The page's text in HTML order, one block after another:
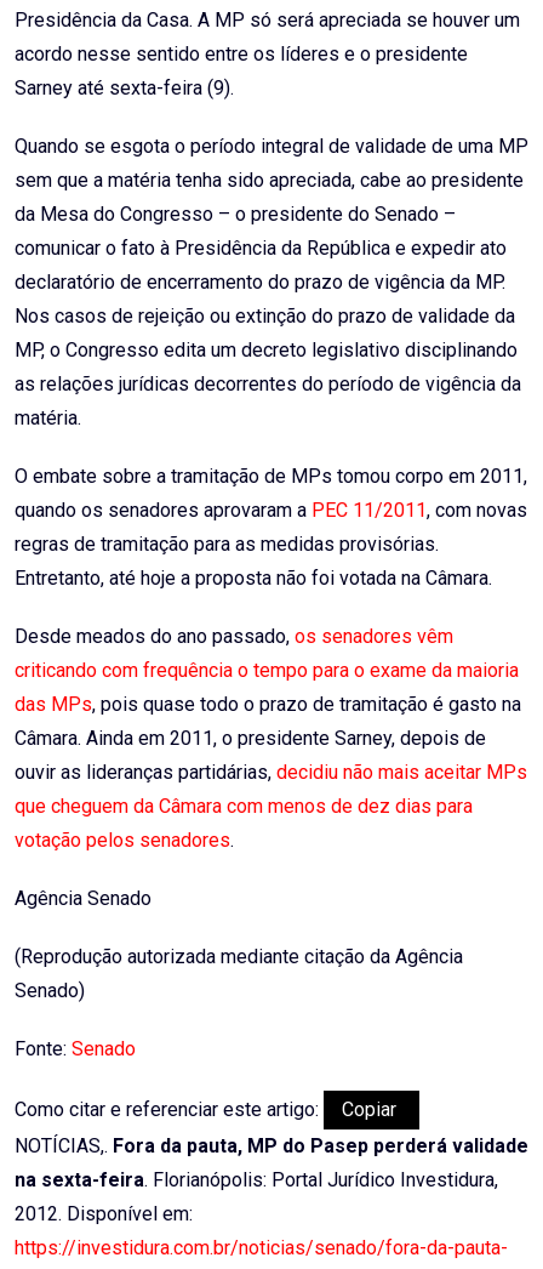
Presidência da Casa. A MP só será apreciada se houver um
acordo nesse sentido entre os líderes e o presidente
Sarney até sexta-feira (9).
Quando se esgota o período integral de validade de uma MP
sem que a matéria tenha sido apreciada, cabe ao presidente
da Mesa do Congresso – o presidente do Senado –
comunicar o fato à Presidência da República e expedir ato
declaratório de encerramento do prazo de vigência da MP.
Nos casos de rejeição ou extinção do prazo de validade da
MP, o Congresso edita um decreto legislativo disciplinando
as relações jurídicas decorrentes do período de vigência da
matéria.
O embate sobre a tramitação de MPs tomou corpo em 2011,
quando os senadores aprovaram a PEC 11/2011, com novas
regras de tramitação para as medidas provisórias.
Entretanto, até hoje a proposta não foi votada na Câmara.
Desde meados do ano passado, os senadores vêm
criticando com frequência o tempo para o exame da maioria
das MPs, pois quase todo o prazo de tramitação é gasto na
Câmara. Ainda em 2011, o presidente Sarney, depois de
ouvir as lideranças partidárias, decidiu não mais aceitar MPs
que cheguem da Câmara com menos de dez dias para
votação pelos senadores.
Agência Senado
(Reprodução autorizada mediante citação da Agência
Senado)
Fonte: Senado
Como citar e referenciar este artigo:
Copiar
NOTÍCIAS,. Fora da pauta, MP do Pasep perderá validade
na sexta-feira. Florianópolis: Portal Jurídico Investidura,
2012. Disponível em:
https://investidura.com.br/noticias/senado/fora-da-pauta-